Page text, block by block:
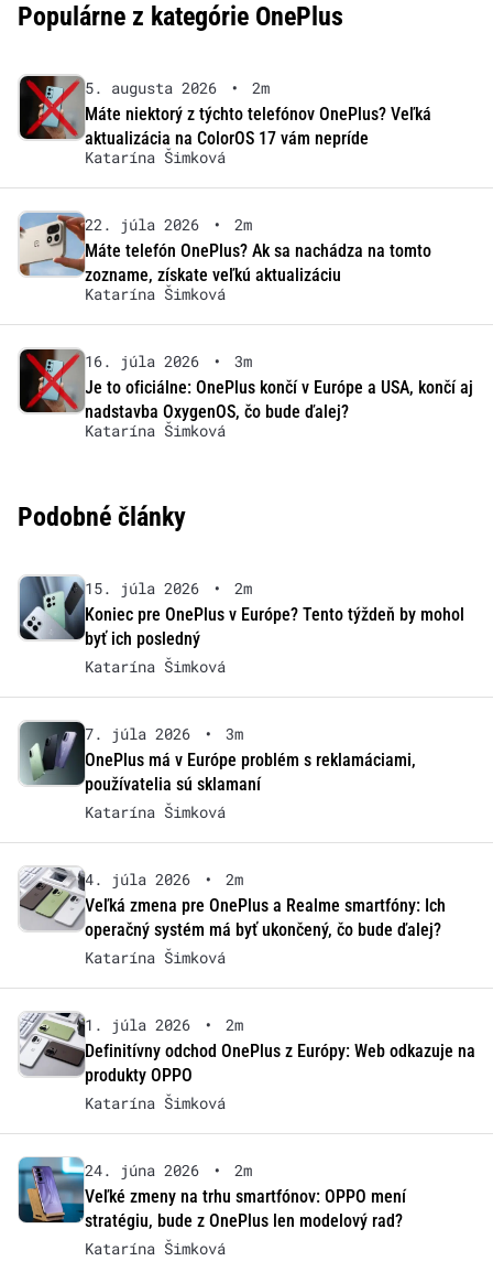
Populárne z kategórie OnePlus
5. augusta 2026 •
2m
Máte niektorý z týchto telefónov OnePlus? Veľká
aktualizácia na ColorOS 17 vám nepríde
Katarína Šimková
22. júla 2026 •
2m
Máte telefón OnePlus? Ak sa nachádza na tomto
zozname, získate veľkú aktualizáciu
Katarína Šimková
16. júla 2026 •
3m
Je to oficiálne: OnePlus končí v Európe a USA, končí aj
nadstavba OxygenOS, čo bude ďalej?
Katarína Šimková
Podobné články
15. júla 2026 •
2m
Koniec pre OnePlus v Európe? Tento týždeň by mohol
byť ich posledný
Katarína Šimková
7. júla 2026 •
3m
OnePlus má v Európe problém s reklamáciami,
používatelia sú sklamaní
Katarína Šimková
4. júla 2026 •
2m
Veľká zmena pre OnePlus a Realme smartfóny: Ich
operačný systém má byť ukončený, čo bude ďalej?
Katarína Šimková
1. júla 2026 •
2m
Definitívny odchod OnePlus z Európy: Web odkazuje na
produkty OPPO
Katarína Šimková
24. júna 2026 •
2m
Veľké zmeny na trhu smartfónov: OPPO mení
stratégiu, bude z OnePlus len modelový rad?
Katarína Šimková